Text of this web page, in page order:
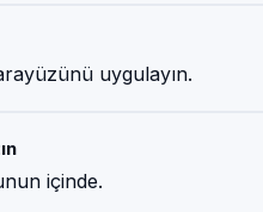
uygulayın.
içinde.